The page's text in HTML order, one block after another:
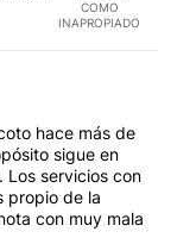
COMO
INAPROPIADO
de la gente.
hace más de
sigue en
servicios con
propio de la
con muy mala